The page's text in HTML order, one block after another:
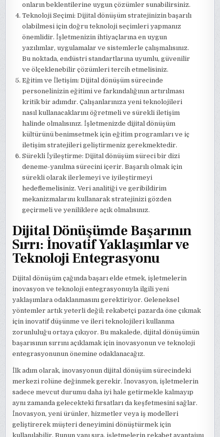
onların beklentilerine uygun çözümler sunabilirsiniz.
Teknoloji Seçimi: Dijital dönüşüm stratejinizin başarılı
olabilmesi için doğru teknoloji seçimleri yapmanız
önemlidir. İşletmenizin ihtiyaçlarına en uygun
yazılımlar, uygulamalar ve sistemlerle çalışmalısınız.
Bu noktada, endüstri standartlarına uyumlu, güvenilir
ve ölçeklenebilir çözümleri tercih etmelisiniz.
Eğitim ve İletişim: Dijital dönüşüm sürecinde
personelinizin eğitimi ve farkındalığının artırılması
kritik bir adımdır. Çalışanlarınıza yeni teknolojileri
nasıl kullanacaklarını öğretmeli ve sürekli iletişim
halinde olmalısınız. İşletmenizde dijital dönüşüm
kültürünü benimsetmek için eğitim programları ve iç
iletişim stratejileri geliştirmeniz gerekmektedir.
Sürekli İyileştirme: Dijital dönüşüm süreci bir dizi
deneme-yanılma sürecini içerir. Başarılı olmak için
sürekli olarak ilerlemeyi ve iyileştirmeyi
hedeflemelisiniz. Veri analitiği ve geribildirim
mekanizmalarını kullanarak stratejinizi gözden
geçirmeli ve yeniliklere açık olmalısınız.
Dijital Dönüşümde Başarının
Sırrı: İnovatif Yaklaşımlar ve
Teknoloji Entegrasyonu
Dijital dönüşüm çağında başarı elde etmek, işletmelerin
inovasyon ve teknoloji entegrasyonuyla ilgili yeni
yaklaşımlara odaklanmasını gerektiriyor. Geleneksel
yöntemler artık yeterli değil; rekabetçi pazarda öne çıkmak
için inovatif düşünme ve ileri teknolojileri kullanma
zorunluluğu ortaya çıkıyor. Bu makalede, dijital dönüşümün
başarısının sırrını açıklamak için inovasyonun ve teknoloji
entegrasyonunun önemine odaklanacağız.
İlk adım olarak, inovasyonun dijital dönüşüm sürecindeki
merkezi rolüne değinmek gerekir. İnovasyon, işletmelerin
sadece mevcut durumu daha iyi hale getirmekle kalmayıp
aynı zamanda gelecekteki fırsatları da keşfetmesini sağlar.
İnovasyon, yeni ürünler, hizmetler veya iş modelleri
geliştirerek müşteri deneyimini dönüştürmek için
kullanılabilir. Bunun yanı sıra, işletmelerin rekabet avantajını